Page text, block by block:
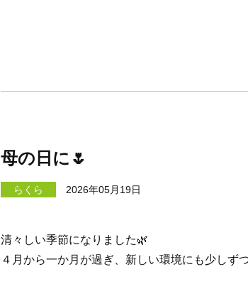
母の日に🌷
らくら 2026年05月19日
清々しい季節になりました🌿
４月から一か月が過ぎ、新しい環境にも少しず